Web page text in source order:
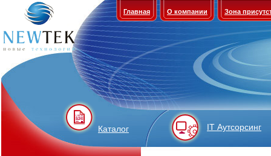
Главная О компании Зона
Каталог IT Аутсорсинг